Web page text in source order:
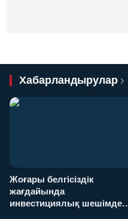
Хабарландырулар
Жоғары белгісіздік
жағдайында
инвестициялық шешімдер